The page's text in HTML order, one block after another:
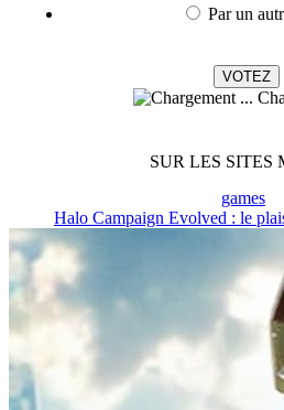
Par un
SUR LES SITES
games
Halo Campaign Evolved : le